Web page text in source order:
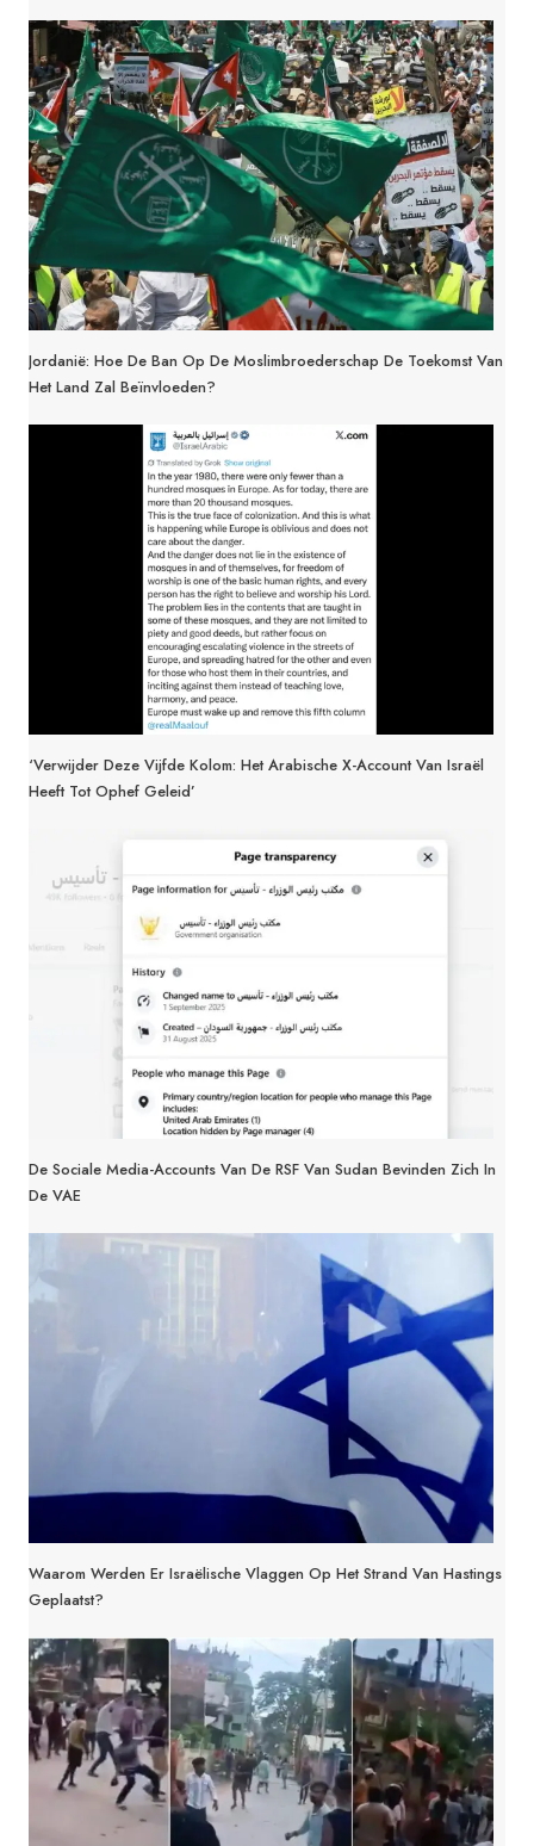
Jordanië: Hoe De Ban Op De Moslimbroederschap De Toekomst Van
Het Land Zal Beïnvloeden?
‘Verwijder Deze Vijfde Kolom: Het Arabische X-Account Van Israël
Heeft Tot Ophef Geleid’
De Sociale Media-Accounts Van De RSF Van Sudan Bevinden Zich In
De VAE
Waarom Werden Er Israëlische Vlaggen Op Het Strand Van Hastings
Geplaatst?